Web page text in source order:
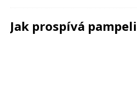
Jak prospívá